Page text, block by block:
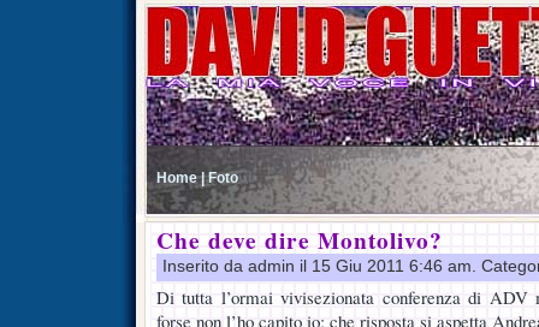
Home | Foto
Che deve dire Montolivo?
Inserito da admin il 15 Giu 2011 6:46 am.
Di tutta l’ormai vivisezionata conferenza di ADV
forse non l’ho capito io: che risposta si aspetta